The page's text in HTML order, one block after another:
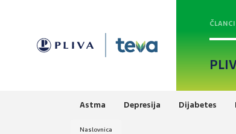
ČLANCI
Astma Depresija Dijabetes
Naslovnica